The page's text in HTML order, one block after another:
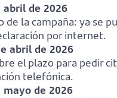
abril de 2026
de la campaña: ya se
por internet.
abril de 2026
el plazo para pedir
telefónica.
mayo de 2026